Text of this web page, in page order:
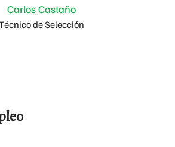
Carlos Castaño
de Selección